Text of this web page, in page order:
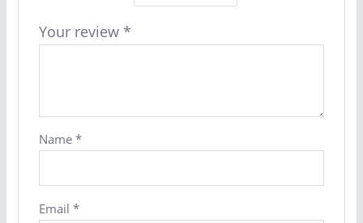
Your review *
Name *
Email *